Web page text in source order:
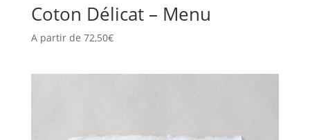
Coton Délicat – Menu
A partir de 72,50€